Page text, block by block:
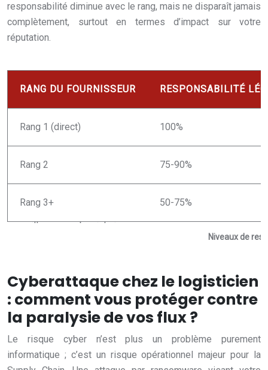
responsabilité diminue avec le rang, mais ne disparaît jamais
complètement, surtout en termes d’impact sur votre
réputation.
Niveaux de
RANG DU FOURNISSEUR RESPONSABILITÉ
Rang 1 (direct) 100%
Rang 2 75-90%
Rang 3+ 50-75%
Cyberattaque chez le logisticien
: comment vous protéger contre
la paralysie de vos flux ?
Le risque cyber n’est plus un problème purement
informatique ; c’est un risque opérationnel majeur pour la